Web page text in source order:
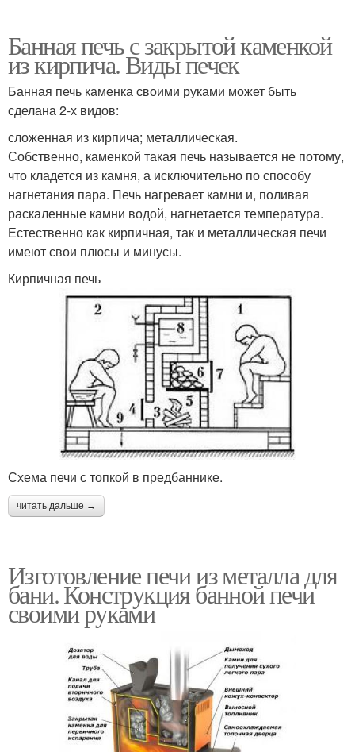
Банная печь с закрытой каменкой
из кирпича. Виды печек
Банная печь каменка своими руками может быть
сделана 2-х видов:
сложенная из кирпича; металлическая.
Собственно, каменкой такая печь называется не потому,
что кладется из камня, а исключительно по способу
нагнетания пара. Печь нагревает камни и, поливая
раскаленные камни водой, нагнетается температура.
Естественно как кирпичная, так и металлическая печи
имеют свои плюсы и минусы.
Кирпичная печь
Схема печи с топкой в предбаннике.
читать дальше →
Изготовление печи из металла для
бани. Конструкция банной печи
своими руками